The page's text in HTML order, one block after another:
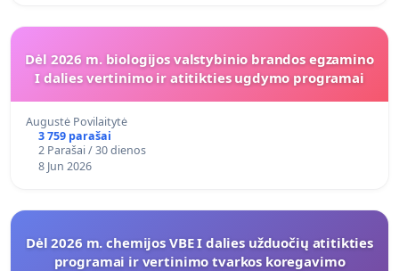
Dėl 2026 m. biologijos valstybinio brandos egzamino
I dalies vertinimo ir atitikties ugdymo programai
Augustė Povilaitytė
3 759 parašai
2 Parašai / 30 dienos
8 Jun 2026
Dėl 2026 m. chemijos VBE I dalies užduočių atitikties
programai ir vertinimo tvarkos koregavimo